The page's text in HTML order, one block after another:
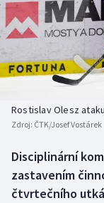
Baseball a
Basketbal
Biatlon
Boby a skeleton
Box
Curling
Soutěže
Historické
Aplikace ČT sport
AZ kvíz
Rostislav Olesz
Zdroj: ČTK/Josef Vostárek
Disciplinární
zastavením
čtvrtečního